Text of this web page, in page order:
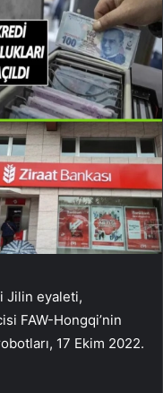
Jilin eyaleti,
FAW-Hongqi’nin
17 Ekim 2022.